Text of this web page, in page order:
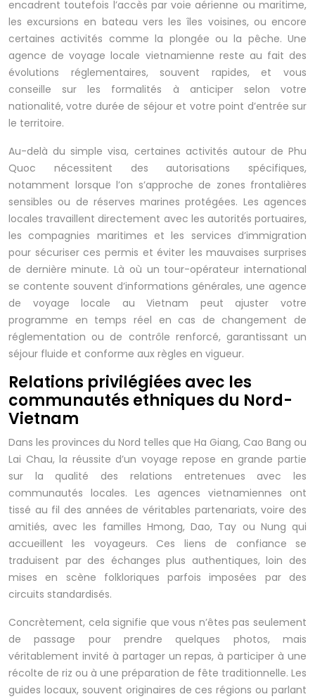
encadrent toutefois l’accès par voie aérienne ou maritime,
les excursions en bateau vers les îles voisines, ou encore
certaines activités comme la plongée ou la pêche. Une
agence de voyage locale vietnamienne reste au fait des
évolutions réglementaires, souvent rapides, et vous
conseille sur les formalités à anticiper selon votre
nationalité, votre durée de séjour et votre point d’entrée sur
le territoire.
Au-delà du simple visa, certaines activités autour de Phu
Quoc nécessitent des autorisations spécifiques,
notamment lorsque l’on s’approche de zones frontalières
sensibles ou de réserves marines protégées. Les agences
locales travaillent directement avec les autorités portuaires,
les compagnies maritimes et les services d’immigration
pour sécuriser ces permis et éviter les mauvaises surprises
de dernière minute. Là où un tour-opérateur international
se contente souvent d’informations générales, une agence
de voyage locale au Vietnam peut ajuster votre
programme en temps réel en cas de changement de
réglementation ou de contrôle renforcé, garantissant un
séjour fluide et conforme aux règles en vigueur.
Relations privilégiées avec les
communautés ethniques du Nord-
Vietnam
Dans les provinces du Nord telles que Ha Giang, Cao Bang ou
Lai Chau, la réussite d’un voyage repose en grande partie
sur la qualité des relations entretenues avec les
communautés locales. Les agences vietnamiennes ont
tissé au fil des années de véritables partenariats, voire des
amitiés, avec les familles Hmong, Dao, Tay ou Nung qui
accueillent les voyageurs. Ces liens de confiance se
traduisent par des échanges plus authentiques, loin des
mises en scène folkloriques parfois imposées par des
circuits standardisés.
Concrètement, cela signifie que vous n’êtes pas seulement
de passage pour prendre quelques photos, mais
véritablement invité à partager un repas, à participer à une
récolte de riz ou à une préparation de fête traditionnelle. Les
guides locaux, souvent originaires de ces régions ou parlant